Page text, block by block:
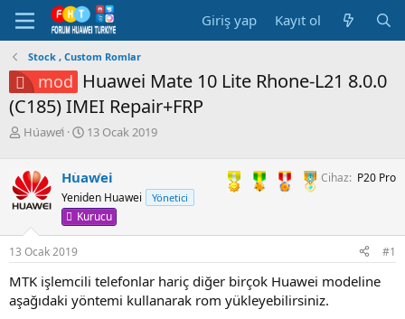
Giriş yap Kayıt ol
Stock , Custom Romlar
mod Huawei Mate 10 Lite Rhone-L21 8.0.0
(C185) IMEI Repair+FRP
K
b
u
y
u
b
a
ş
a
Huawei
B
l
a
n
g
ç
t
r
13 Ocak 2019
Huawei
Yeniden Huawei Yönetici
Kurucu
Cihaz P20 Pro
13 Ocak 2019 #1
MTK işlemcili telefonlar hariç diğer birçok Huawei modeline
aşağıdaki yöntemi kullanarak rom yükleyebilirsiniz.